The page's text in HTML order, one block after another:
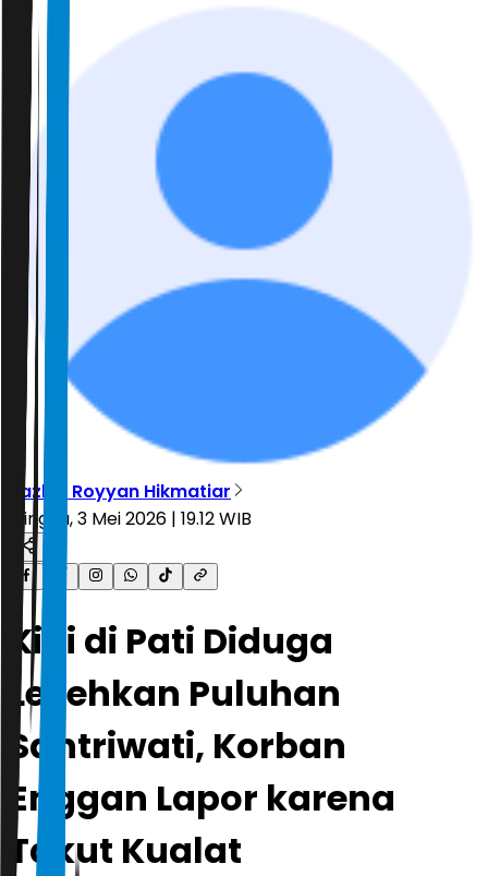
Tazkia Royyan Hikmatiar
Minggu, 3 Mei 2026 | 19.12 WIB
Kiai di Pati Diduga
Lecehkan Puluhan
Santriwati, Korban
Enggan Lapor karena
Takut Kualat